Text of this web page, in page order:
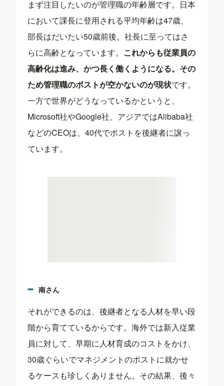
まず注目したいのが管理職の年齢層です。日本
において課長に登用される平均年齢は47歳、
部長はだいたい50歳前後。社長に至ってはさ
らに高齢となっています。 これからも従業員の
高齢化は進み、かつ長く働くようになる。その
ため管理職のポストが空かないのが現状です。
一方で世界がどうなっているかというと、
Microsoft社やGoogle社、アジアではAlibaba社
などのCEOは、40代でポストを後継者に譲っ
ています。
南さん
それができるのは、後継者となる人材を早い段
階から育てているからです。海外では新入従業
員に対して、早期に人材育成のコストをかけ、
30歳ぐらいでマネジメントのポストに就かせ
るケースも珍しくありません。その結果、後々